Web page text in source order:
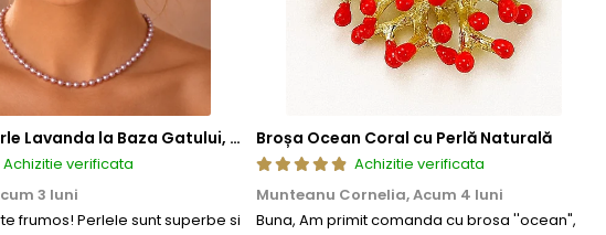
Colier cu Perle Lavanda la Baza Gatului, de 4-5 mm, Perle Rare, Calitate AAA+, Aur 14K | KASKADDA®
Achizitie verificata
3 luni
frumos! Perlele sunt superbe si
Broșa Ocean Coral cu Perlă Naturală
Achizitie verificata
Munteanu Cornelia,Acum 4 luni
Buna, Am primit comanda cu brosa ''ocean",